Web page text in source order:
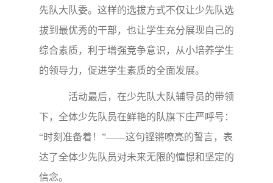
先队大队委。这样的选拔方式不仅让少先队选
拔到最优秀的干部，也让学生充分展现自己的
综合素质，利于增强竞争意识，从小培养学生
的领导力，促进学生素质的全面发展。
活动最后，在少先队大队辅导员的带领
下，全体少先队员在鲜艳的队旗下庄严呼号：
“时刻准备着！”——这句铿锵嘹亮的誓言，表
达了全体少先队员对未来无限的憧憬和坚定的
信念。